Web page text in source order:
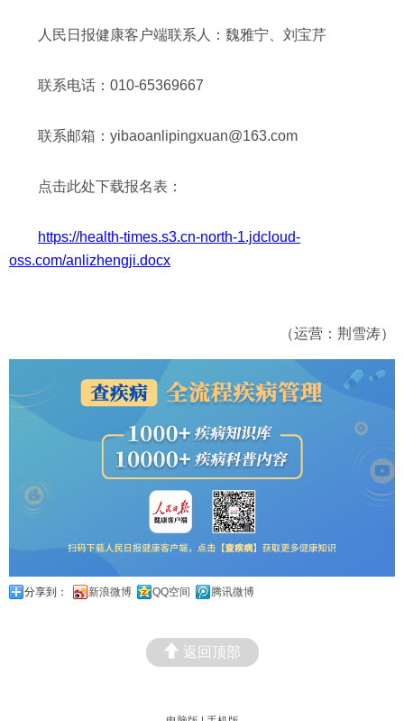
人民日报健康客户端联系人：魏雅宁、刘宝芹
联系电话：010-65369667
联系邮箱：yibaoanlipingxuan@163.com
点击此处下载报名表：
https://health-times.s3.cn-north-1.jdcloud-
oss.com/anlizhengji.docx
（运营：荆雪涛）
分享到： 新浪微博 QQ空间 腾讯微博
返回顶部